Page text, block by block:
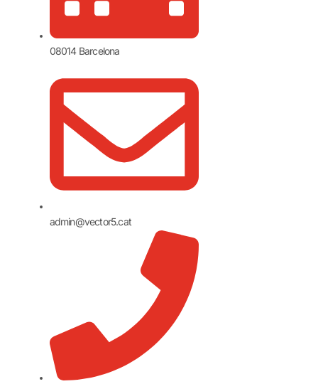
08014 Barcelona
admin@vector5.cat